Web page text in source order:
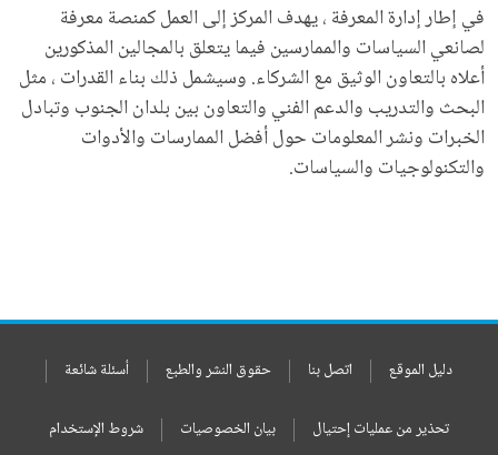
في إطار إدارة المعرفة ، يهدف المركز إلى العمل كمنصة معرفة
لصانعي السياسات والممارسين فيما يتعلق بالمجالين المذكورين
أعلاه بالتعاون الوثيق مع الشركاء. وسيشمل ذلك بناء القدرات ، مثل
البحث والتدريب والدعم الفني والتعاون بين بلدان الجنوب وتبادل
الخبرات ونشر المعلومات حول أفضل الممارسات والأدوات
والتكنولوجيات والسياسات.
دليل الموقع اتصل بنا حقوق النشر والطبع أسئلة شائعة
تحذير من عمليات إحتيال بيان الخصوصيات شروط الإستخدام